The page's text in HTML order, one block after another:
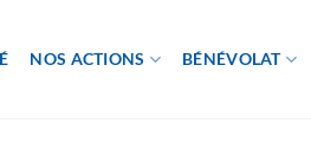
NOS ACTIONS BÉNÉVOLAT